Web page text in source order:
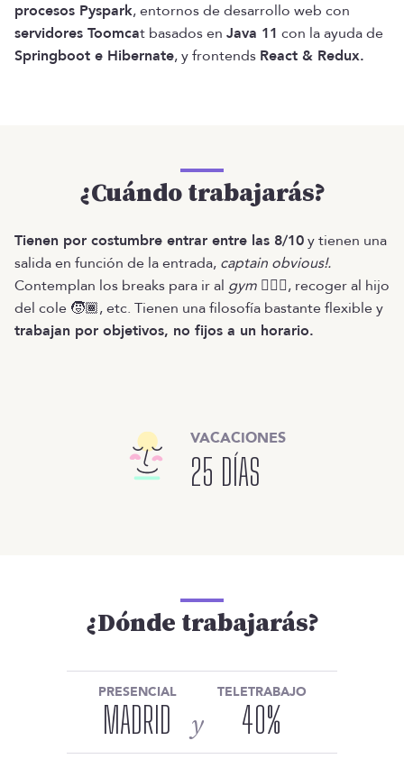
procesos Pyspark, entornos de desarrollo web con
servidores Toomcat basados en Java 11 con la ayuda de
Springboot e Hibernate, y frontends React & Redux.
¿Cuándo trabajarás?
Tienen por costumbre entrar entre las 8/10y tienen una
salida en función de la entrada, captain obvious!.
Contemplan los breaks para ir al gym 🏋🏾‍♀️, recoger al hijo
del cole 🧒🏾, etc. Tienen una filosofía bastante flexible y
trabajan por objetivos, no fijos a un horario.
VACACIONES
25 DÍAS
¿Dónde trabajarás?
PRESENCIAL
MADRID y
TELETRABAJO
40%